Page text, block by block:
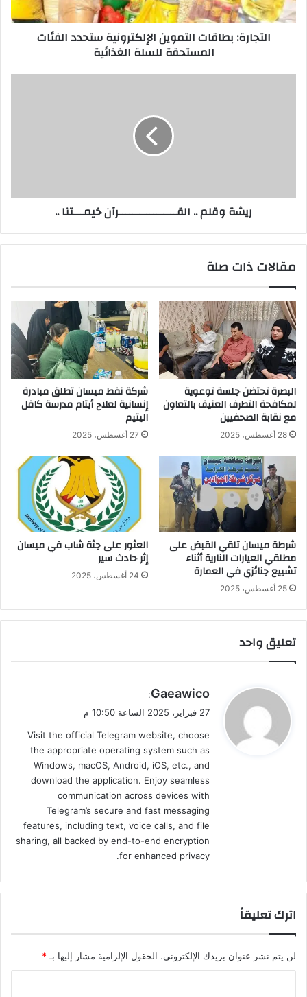
للسلة
الغذائية
التجارة: بطاقات التموين الإلكترونية ستحدد الفئات
المستحقة للسلة الغذائية
ريشة وقلم .. القـــــــــــــــــرآن خيمـــتنا ..
مقالات ذات صلة
البصرة تحتضن جلسة توعوية
لمكافحة التطرف العنيف بالتعاون
مع نقابة الصحفيين
28 أغسطس، 2025
شركة نفط ميسان تطلق مبادرة
إنسانية لعلاج أيتام مدرسة كافل
اليتيم
27 أغسطس، 2025
شرطة ميسان تلقي القبض على
مطلقي العيارات النارية أثناء
تشييع جنائزي في العمارة
25 أغسطس، 2025
العثور على جثة شاب في ميسان
إثر حادث سير
24 أغسطس، 2025
تعليق واحد
ي
ق
ل
Gaeawico
:
27 فبراير، 2025 الساعة 10:50 م
Visit the official Telegram website, choose
the appropriate operating system such as
Windows, macOS, Android, iOS, etc., and
download the application. Enjoy seamless
communication across devices with
Telegram’s secure and fast messaging
features, including text, voice calls, and file
sharing, all backed by end-to-end encryption
for enhanced privacy.
اترك تعليقاً
لن يتم نشر عنوان بريدك الإلكتروني. الحقول الإلزامية مشار إليها بـ*